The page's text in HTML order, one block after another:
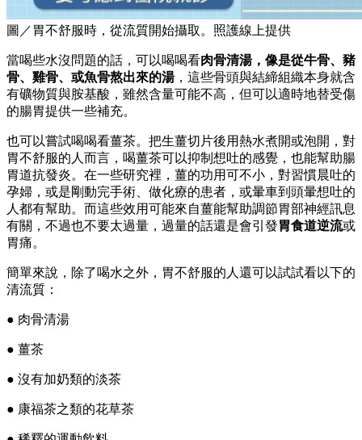
圖／胃不舒服時，從流質開始攝取。照護線上提供
當喝些水沒問題的話，可以喝喝看肉骨清湯，像是從牛骨、豬
骨、雞骨、或魚骨熬出來的湯，這些骨頭與結締組織本身就含
有礦物質與胺基酸，雖然含量可能不高，但可以適時地替受傷
的腸胃提供一些補充。
也可以嘗試喝喝看薑茶。把生薑切片後用熱水煮開或泡開，對
胃不舒服的人而言，喝薑茶可以抑制想吐的感覺，也能幫助腸
胃道抗發炎。在一些研究裡，薑的功用可不小，對習慣晨吐的
孕婦，或是剛動完手術、做化療的患者，或暈車到頭暈想吐的
人都有幫助。而這些效用可能來自薑能幫助調節胃部神經訊息
有關，不過也不要太過量，過量的話還是會引發胃食道逆流或
胃痛。
簡單來說，除了喝水之外，胃不舒服的人還可以試試看以下的
清流質：
● 肉骨清湯
● 薑茶
● 沒有加奶類的淡茶
● 康福茶之類的花草茶